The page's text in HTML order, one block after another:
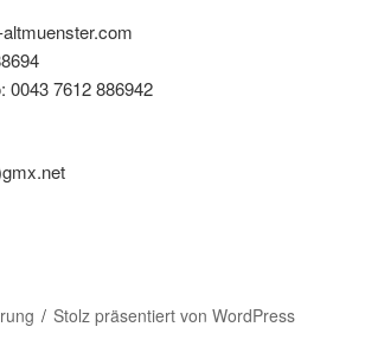
0043 7612 886942
Stolz präsentiert von WordPress